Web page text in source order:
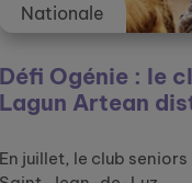
Artean de